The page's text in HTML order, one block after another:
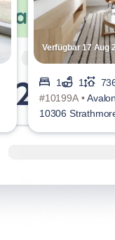
Verfügbar 17 Aug
1 1
#10199A •
10306